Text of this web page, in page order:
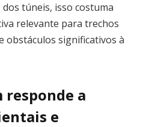
túneis, isso costuma
relevante para trechos
obstáculos significativos à
a
e